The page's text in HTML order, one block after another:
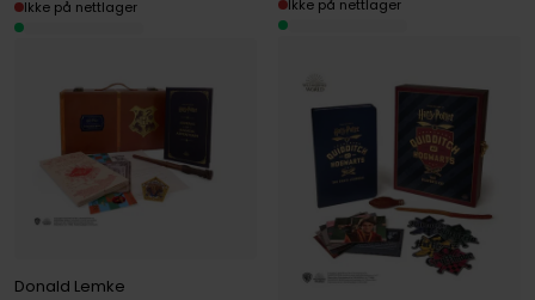
Donald Lemke
Ikke på nettlager Ikke på nettlager